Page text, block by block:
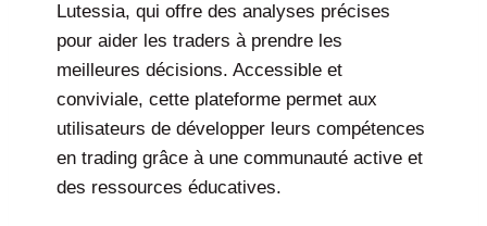
Lutessia, qui offre des analyses précises
pour aider les traders à prendre les
meilleures décisions. Accessible et
conviviale, cette plateforme permet aux
utilisateurs de développer leurs compétences
en trading grâce à une communauté active et
des ressources éducatives.